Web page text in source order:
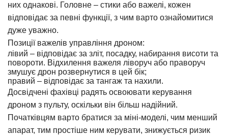
них однакові. Головне – стики або важелі, кожен
відповідає за певні функції, з чим варто ознайомитися
дуже уважно.
Позиції важелів управління дроном:
лівий – відповідає за зліт, посадку, набирання висоти та
повороти. Відхилення важеля ліворуч або праворуч
змушує дрон розвернутися в цей бік;
правий – відповідає за тангаж та нахили.
Досвідчені фахівці радять освоювати керування
дроном з пульту, оскільки він більш надійний.
Початківцям варто братися за міні-моделі, чим менший
апарат, тим простіше ним керувати, знижується ризик